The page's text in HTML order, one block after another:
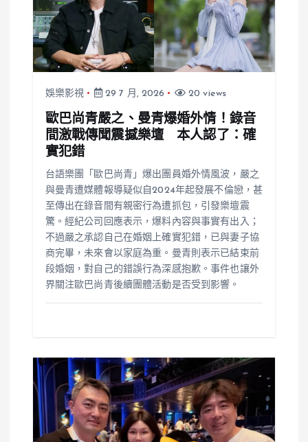
娛樂影視 29 7 月, 2026 20 views
歐巴尚青嚴之、曼青爆婚外情！錄音
間激戰傳聞震撼樂壇 本人認了：確
實犯錯
台語樂團「歐巴尚青」爆出團員婚外情風波，嚴之
與曼青遭媒體報導疑似自2024年起發展不倫戀，甚
至傳出在錄音間有親密行為遭抓包，引發樂壇震
驚。經紀公司回應表示，爆料內容與事實有出入；
不過嚴之承認自己在婚姻上確實犯錯，已與妻子協
商完畢，未來會以家庭為重。曼青則表示已結束前
段婚姻，對自己的錯誤行為深感抱歉。事件也讓外
界關注歐巴尚青後續團體活動是否受到影響。